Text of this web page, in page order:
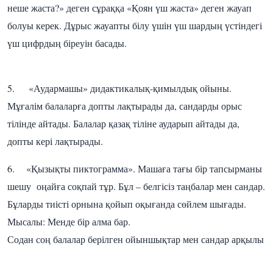
неше жаста?» деген сұраққа «Қоян үш жаста» деген жауап
болуы керек. Дұрыс жауапты білу үшін үш шардың үстіндегі
үш цифрдың біреуін басады.
5. «Аудармашы» дидактикалық-қимылдық ойыны.
Мұғалім балаларға допты лақтырады да, сандарды орыс
тілінде айтады. Балалар қазақ тіліне аударып айтады да,
допты кері лақтырады.
6. «Қызықты пиктограмма». Машаға тағы бір тапсырманы
шешу оңайға соқпай тұр. Бұл – белгісіз таңбалар мен сандар.
Бұларды тиісті орнына қойып оқығанда сөйлем шығады.
Мысалы: Менде бір алма бар.
Содан соң балалар берілген ойыншықтар мен сандар арқылы